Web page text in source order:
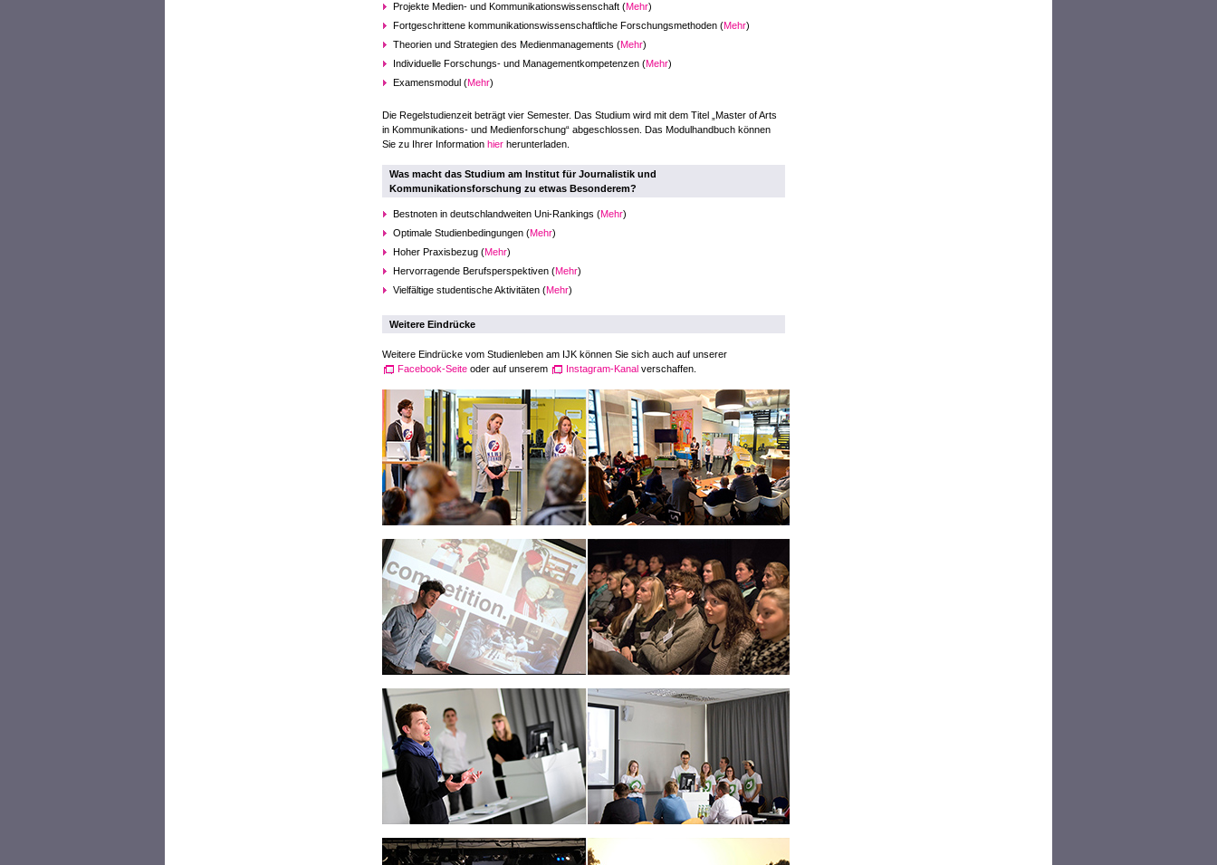
Projekte Medien- und Kommunikationswissenschaft (Mehr)
Fortgeschrittene kommunikationswissenschaftliche Forschungsmethoden (Mehr)
Theorien und Strategien des Medienmanagements (Mehr)
Individuelle Forschungs- und Managementkompetenzen (Mehr)
Examensmodul (Mehr)
Die Regelstudienzeit beträgt vier Semester. Das Studium wird mit dem Titel „Master of Arts
in Kommunikations- und Medienforschung“ abgeschlossen. Das Modulhandbuch können
Sie zu Ihrer Information hier herunterladen.
Was macht das Studium am Institut für Journalistik und
Kommunikationsforschung zu etwas Besonderem?
Bestnoten in deutschlandweiten Uni-Rankings (Mehr)
Optimale Studienbedingungen (Mehr)
Hoher Praxisbezug (Mehr)
Hervorragende Berufsperspektiven (Mehr)
Vielfältige studentische Aktivitäten (Mehr)
Weitere Eindrücke
Weitere Eindrücke vom Studienleben am IJK können Sie sich auch auf unserer
Facebook-Seite oder auf unserem Instagram-Kanal verschaffen.